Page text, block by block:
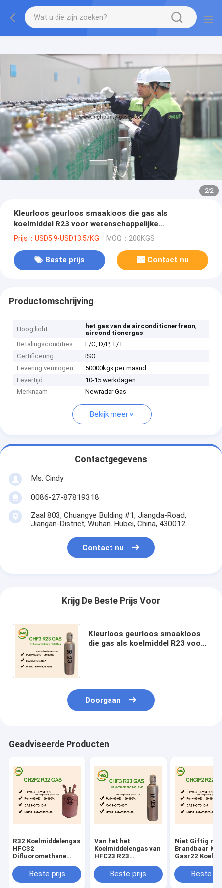
2/2
Kleurloos geurloos smaakloos die gas als
koelmiddel R23 voor wetenschappelijke
onderzoekkoeling wordt gebruikt
Prijs：USD5.9-USD13.5/KG MOQ：200KGS
Beste prijs Contact nu
Productomschrijving
Hoog licht het gas van de airconditionerfreon,
airconditionergas
Betalingscondities
L/C, D/P, T/T
Certificering
ISO
Levering vermogen
50000kgs per maand
Levertijd
10-15 werkdagen
Merknaam
Newradar Gas
Bekijk meer
Contactgegevens
Ms. Cindy
0086-27-87819318
Zaal 803, Chuangye Bulding #1, Jiangda-Road,
Jiangan-District, Wuhan, Hubei, China, 430012
Contact nu
Krijg De Beste Prijs Voor
Kleurloos geurloos smaakloos
die gas als koelmiddel R23 voor
Doorgaan
Geadviseerde Producten
R32 Koelmiddelengas
HFC32
Difluoromethane
Beste prijs
Van het het
Koelmiddelengas van
HFC23 R23
Trifluoromethane
Kleurloze niet
Beste prijs
Niet Giftig
Brandbaar
Gasr22
Beste